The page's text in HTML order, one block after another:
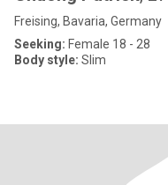
Freising, Bavaria, Germany
Seeking: Female 18 - 28
Body style: Slim